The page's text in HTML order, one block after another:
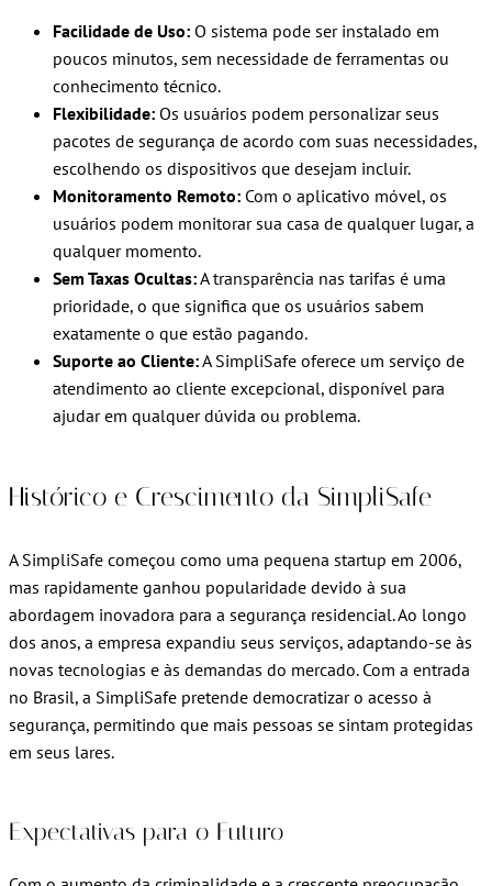
Facilidade de Uso: O sistema pode ser instalado em
poucos minutos, sem necessidade de ferramentas ou
conhecimento técnico.
Flexibilidade: Os usuários podem personalizar seus
pacotes de segurança de acordo com suas necessidades,
escolhendo os dispositivos que desejam incluir.
Monitoramento Remoto: Com o aplicativo móvel, os
usuários podem monitorar sua casa de qualquer lugar, a
qualquer momento.
Sem Taxas Ocultas:A transparência nas tarifas é uma
prioridade, o que significa que os usuários sabem
exatamente o que estão pagando.
Suporte ao Cliente:A SimpliSafe oferece um serviço de
atendimento ao cliente excepcional, disponível para
ajudar em qualquer dúvida ou problema.
Histórico e Crescimento da SimpliSafe
A SimpliSafe começou como uma pequena startup em 2006,
mas rapidamente ganhou popularidade devido à sua
abordagem inovadora para a segurança residencial. Ao longo
dos anos, a empresa expandiu seus serviços, adaptando-se às
novas tecnologias e às demandas do mercado. Com a entrada
no Brasil, a SimpliSafe pretende democratizar o acesso à
segurança, permitindo que mais pessoas se sintam protegidas
em seus lares.
Expectativas para o Futuro